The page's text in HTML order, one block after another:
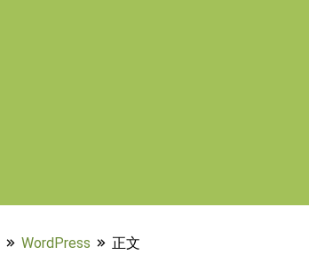
WordPress 正文